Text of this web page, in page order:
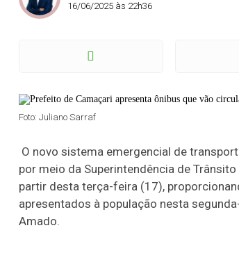
16/06/2025 às 22h36
Foto: Juliano Sarraf
O novo sistema emergencial de
por meio da Superintendência de
partir desta terça-feira (17),
apresentados à população nesta
Amado.